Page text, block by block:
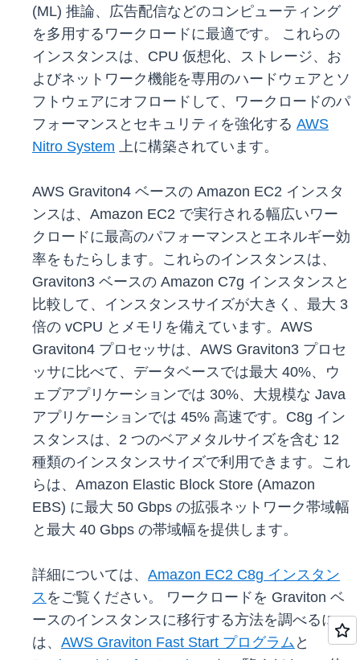
(ML) 推論、広告配信などのコンピューティング
を多用するワークロードに最適です。 これらの
インスタンスは、CPU 仮想化、ストレージ、お
よびネットワーク機能を専用のハードウェアとソ
フトウェアにオフロードして、ワークロードのパ
フォーマンスとセキュリティを強化する AWS
Nitro System 上に構築されています。
AWS Graviton4 ベースの Amazon EC2 インスタ
ンスは、Amazon EC2 で実行される幅広いワー
クロードに最高のパフォーマンスとエネルギー効
率をもたらします。これらのインスタンスは、
Graviton3 ベースの Amazon C7g インスタンスと
比較して、インスタンスサイズが大きく、最大 3
倍の vCPU とメモリを備えています。AWS
Graviton4 プロセッサは、AWS Graviton3 プロセ
ッサに比べて、データベースでは最大 40%、ウ
ェブアプリケーションでは 30%、大規模な Java
アプリケーションでは 45% 高速です。C8g イン
スタンスは、2 つのベアメタルサイズを含む 12
種類のインスタンスサイズで利用できます。これ
らは、Amazon Elastic Block Store (Amazon
EBS) に最大 50 Gbps の拡張ネットワーク帯域幅
と最大 40 Gbps の帯域幅を提供します。
詳細については、 Amazon EC2 C8g インスタン
ス をご覧ください。 ワークロードを Graviton ベ
ースのインスタンスに移行する方法を調べるに
は、 AWS Graviton Fast Start プログラム と